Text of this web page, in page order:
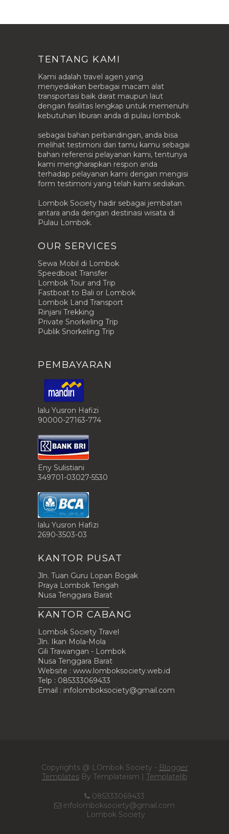
TENTANG KAMI
Kami adalah travel agen yang
menyediakan berbagai macam alat
transportasi baik darat maupun laut
dengan fasilitas lengkap untuk memenuhi
kebutuhan liburan anda di pulau lombok.
sebagai bahan perbandingan, anda bisa
melihat testimoni dari tamu kamu sebagai
bahan referensi pelayanan kami, tentunya
kami mengharapkan respon anda
terhadap pelayanan kami dengan mengisi
form testimoni yang telah kami sediakan.
Lombok Society hadir sebagai jembatan
antara anda dengan destinasi wisata di
Pulau Lombok.
OUR SERVICES
Sewa Mobil di Lombok
Speedboat Transfer
Lombok Tour and Trip
Fastboat to Bali or Lombok
Lombok Land Transport
Rinjani Trekking
Private Snorkeling Trip
Publik Snorkeling Trip
PEMBAYARAN
lalu Yusron Hafizi
90000-27163-774
Eny Sulistiani
349701-03027-5530
lalu Yusron Hafizi
2690-3503-03
KANTOR PUSAT
Jln. Tuan Guru Lopan Bogak
Praya Lombok Tengah
Nusa Tenggara Barat
KANTOR CABANG
Lombok Society Travel
Jln. Ikan Mola-Mola
Gili Trawangan - Lombok
Nusa Tenggara Barat
Website : www.lomboksociety.web.id
Telp : 085333069433
Email : infolomboksociety@gmail.com
Copyrights @ LOmbok Society - Blogger
TemplatesBy Templateism | Templatelib
085333069433
infolomboksociety@gmail.com
Lombok Society